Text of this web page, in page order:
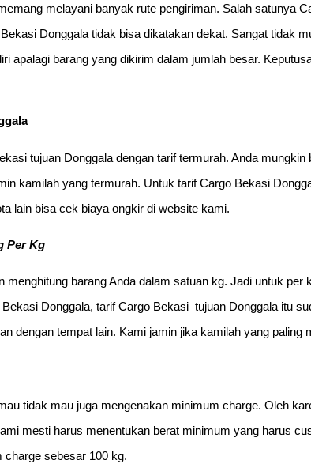
melayani banyak rute pengiriman. Salah satunya
Donggala tidak bisa dikatakan dekat. Sangat tidak
apalagi barang yang dikirim dalam jumlah besar.
tujuan Donggala dengan tarif termurah. Anda
kamilah yang termurah. Untuk tarif Cargo Bekasi
lain bisa cek biaya ongkir di website kami.
Per Kg
menghitung barang Anda dalam satuan kg. Jadi untuk per
Donggala, tarif Cargo Bekasi tujuan Donggala itu
dengan tempat lain. Kami jamin jika kamilah yang paling
tidak mau juga mengenakan minimum charge. Oleh
mesti harus menentukan berat minimum yang harus
sebesar 100 kg.